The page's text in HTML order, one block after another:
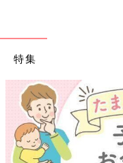
特集